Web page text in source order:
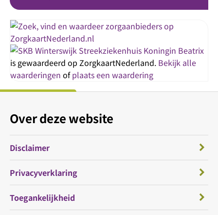
Streekziekenhuis Koningin Beatrix
is gewaardeerd op ZorgkaartNederland. Bekijk alle
waarderingen ofplaats een waardering
Over deze website
Disclaimer
Privacyverklaring
Toegankelijkheid